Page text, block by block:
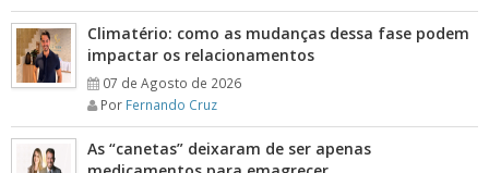
Climatério: como as mudanças dessa fase podem
impactar os relacionamentos
07 de Agosto de 2026
Por Fernando Cruz
As “canetas” deixaram de ser apenas